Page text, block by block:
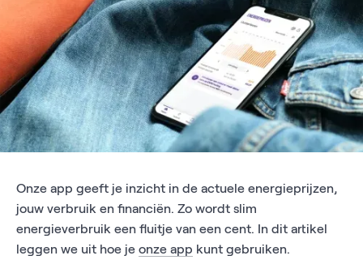
Onze app geeft je inzicht in de actuele energieprijzen,
jouw verbruik en financiën. Zo wordt slim
energieverbruik een fluitje van een cent. In dit artikel
leggen we uit hoe je onze app kunt gebruiken.